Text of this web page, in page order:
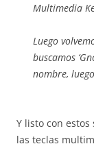
Multimedia
Luego
buscamos
nombre, luego
Y listo con
las teclas